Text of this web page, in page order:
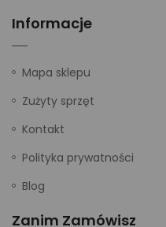
Informacje
Mapa sklepu
Zużyty sprzęt
Kontakt
Polityka prywatności
Blog
Zanim Zamówisz